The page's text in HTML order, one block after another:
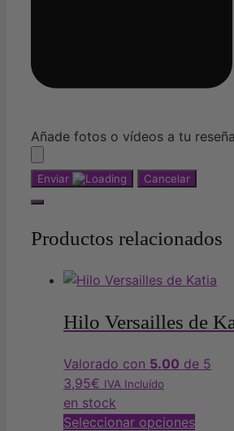
Añade fotos o vídeos a tu reseña
Enviar Cancelar
Productos relacionados
Hilo Versailles de
Valorado con 5.00 de 5
3,95€ IVA Incluído
en stock
Seleccionar opcionesEste